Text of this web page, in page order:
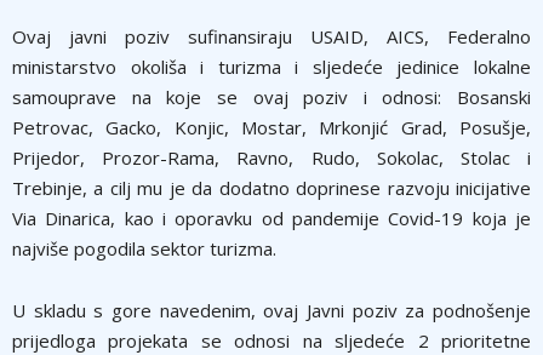
Ovaj javni poziv sufinansiraju USAID, AICS, Federalno
ministarstvo okoliša i turizma i sljedeće jedinice lokalne
samouprave na koje se ovaj poziv i odnosi: Bosanski
Petrovac, Gacko, Konjic, Mostar, Mrkonjić Grad, Posušje,
Prijedor, Prozor-Rama, Ravno, Rudo, Sokolac, Stolac i
Trebinje, a cilj mu je da dodatno doprinese razvoju inicijative
Via Dinarica, kao i oporavku od pandemije Covid-19 koja je
najviše pogodila sektor turizma.
U skladu s gore navedenim, ovaj Javni poziv za podnošenje
prijedloga projekata se odnosi na sljedeće 2 prioritetne